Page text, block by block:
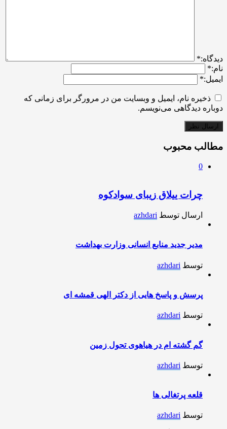
ديدگاه:*
نام:*
ایمیل:*
ذخیره نام، ایمیل و وبسایت من در مرورگر برای زمانی که
دوباره دیدگاهی می‌نویسم.
مطالب محبوب
0
چرات ییلاق زیبای سوادکوه
ارسال توسط azhdari
مدیر جدید منابع انسانی وزارت بهداشت
توسط azhdari
پرسش و پاسخ هایی از دکتر الهی قمشه ای
توسط azhdari
گم گشته ام در هیاهوی تحول زمین
توسط azhdari
قلعه پرتغالی ها
توسط azhdari